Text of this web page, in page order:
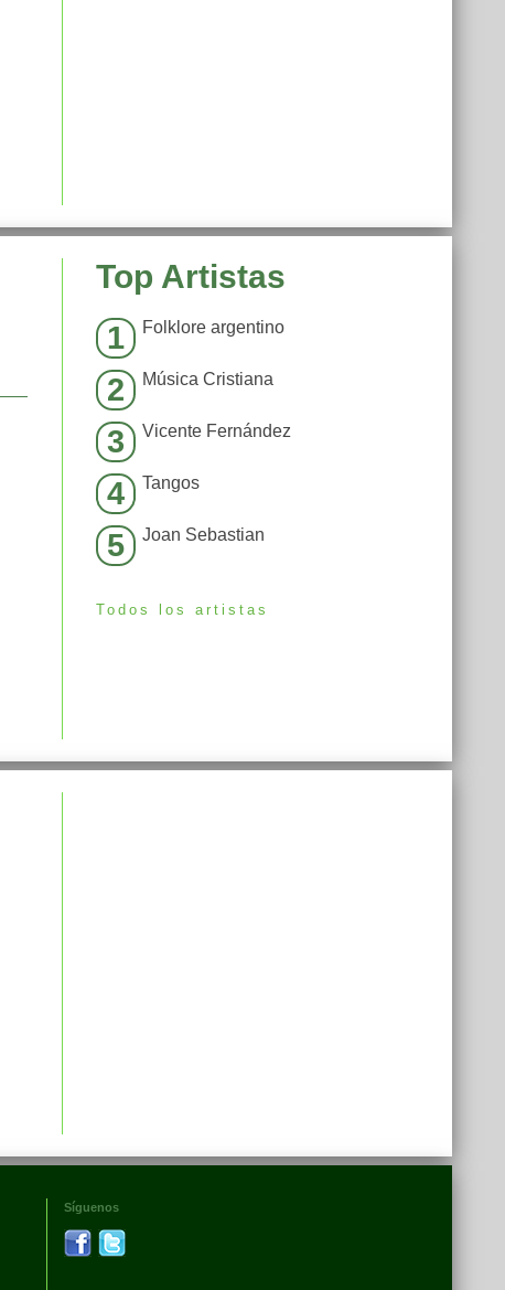
Top Artistas
1 Folklore argentino
2 Música Cristiana
3 Vicente Fernández
4 Tangos
5 Joan Sebastian
Todos los artistas
Síguenos